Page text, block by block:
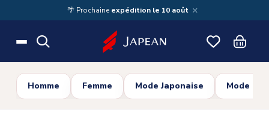
Skip to main content🌴 Prochaine expédition le 10 août ×
Homme Femme Mode Japonaise Mode